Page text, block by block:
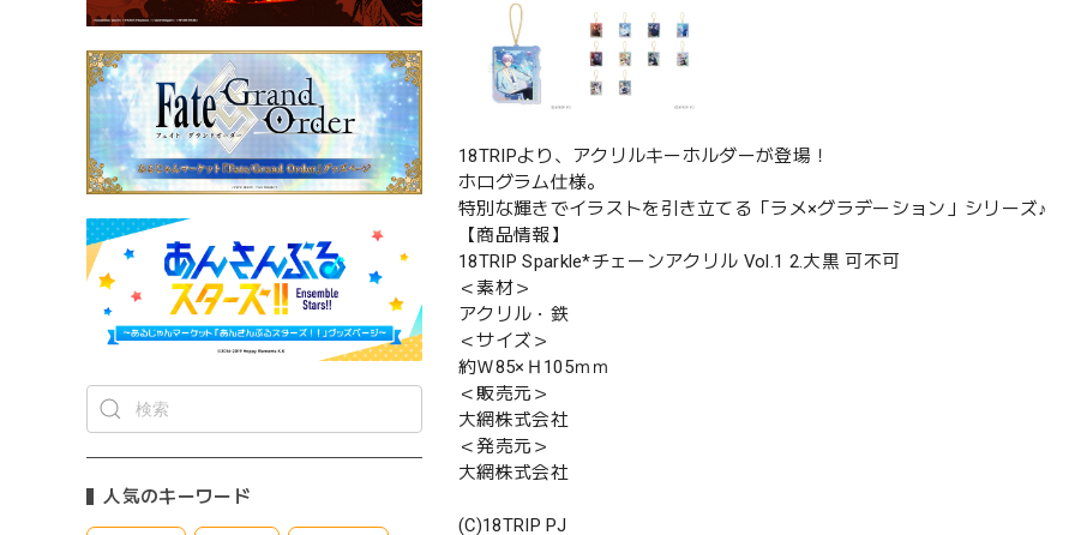
人気のキーワード
18TRIPより、アクリルキーホルダーが登場！
ホログラム仕様。
特別な輝きでイラストを引き立てる「ラメ×グラデーション」シリーズ♪
【商品情報】
18TRIP Sparkle*チェーンアクリル Vol.1 2.大黒 可不可
＜素材＞
アクリル・鉄
＜サイズ＞
約Ｗ85×Ｈ105ｍｍ
＜販売元＞
大網株式会社
＜発売元＞
大網株式会社
(C)18TRIP PJ